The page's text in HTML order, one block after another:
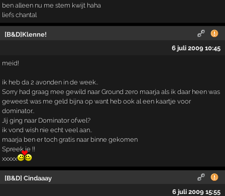
ben alleen nu me stem kwijt haha
liefs chantal
[B&D]Klenne!
6 juli 2009 10:45
meid!
ik heb da 2 avonden in de week..
Sorry had graag mee gewild naar Ground zero maarja als ik daar heen was
geweest was me geld bijna op want heb ook al een kaartje voor
dominator..
Jij ging naar Dominator ofwel?
ik vond wish nie echt veel aan..
maarja ben er toch gratis naar binne gekomen
Spreek je !!
xxxxx
[B&D] Cindaaay
6 juli 2009 15:55